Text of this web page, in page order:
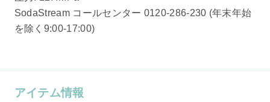
SodaStream コールセンター 0120-286-230 (年末年始
を除く9:00-17:00)
アイテム情報